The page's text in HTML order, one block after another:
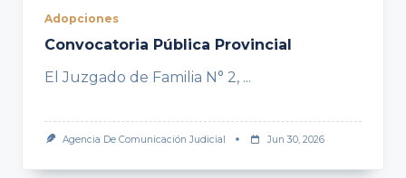
Adopciones
Convocatoria Pública Provincial
El Juzgado de Familia N° 2, ...
Agencia De Comunicación Judicial Jun 30, 2026